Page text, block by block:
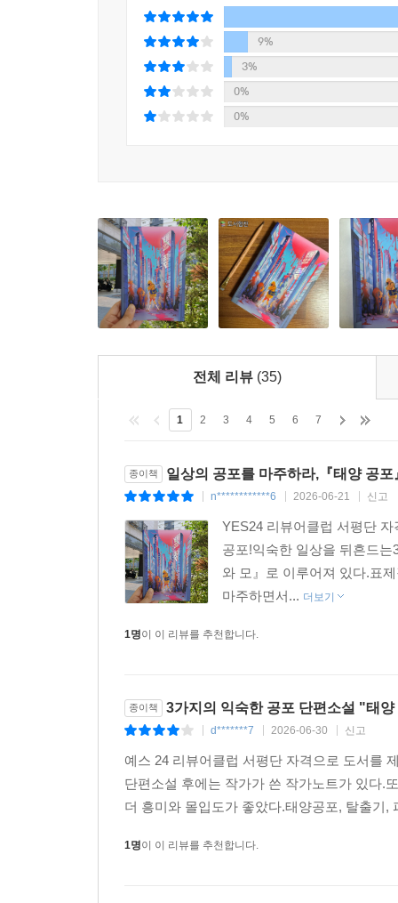
나는 김숙희 씨의 말을 끊어 내듯 엄마를 불렀다.
그림자의 움직임에 시선을 두고 있었다.
“저, 그냥 얼굴 보러 들른 거 아니에요. 이제 여기
--- pp.116-117, 「피터와 모」 중에서
집에 머무는 이상, 집의 그늘에 젖어 든 이상 그 방
었다. 나에게 할아버지의 방은 언제나 매서운 유혹
--- p.125, 「피터와 모」 중에서
“볼 것도 없는 방이야.”
“볼 게 왜 없어요?”
“볼 게 뭐가 있는데?”
나는 입을 다물었다. 일부러 더 입을 꾹 닫았다.
따끔한 엄마의 매. 그 매가 남긴 흔적은 내게 사랑
“그 방에 도대체…….”
엄마는 더 이상 나를 때릴 힘이 없었다. 하지만
그렇게 내 인생에서 사라질 수 있다.
“……볼 게 뭐가 있냐고.”
--- p.132,「피터와 모」중에서
입양아 출신의 극작가 남지우는 시한부 선고를
잃어 가는 과정을 곁눈질하며 마음속 어둠을 담은
어린 시절, 자식이 없어서 자신을 입양한 부모
곳곳에 잔존하는 과거의 상처를 낱낱이 끌어내며
된다.
9%
3%
0%
0%
전체 리뷰 (35)
1 2 3 4 5 6 7
종이책 일상의 공포를 마주하라,『태양 공포
n************6 2026-06-21 신고
YES24 리뷰어클럽 서평단
공포!익숙한 일상을 뒤흔드
와 모』로 이루어져 있다.표
마주하면서... 더보기
1명이 이 리뷰를 추천합니다.
종이책 3가지의 익숙한 공포 단편소설 "태
d*******7 2026-06-30 신고
예스 24 리뷰어클럽 서평단 자격으로 도서를
단편소설 후에는 작가가 쓴 작가노트가 있다.
더 흥미와 몰입도가 좋았다.태양공포, 탈출기
1명이 이 리뷰를 추천합니다.